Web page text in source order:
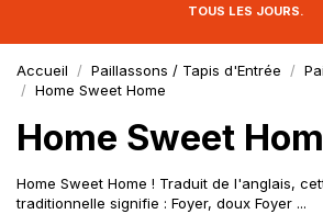
TOUS LES JOURS.
Accueil Paillassons / Tapis d'Entrée
Home Sweet Home
Home Sweet
Home Sweet Home ! Traduit de l'anglais,
traditionnelle signifie : Foyer, doux Foyer ...